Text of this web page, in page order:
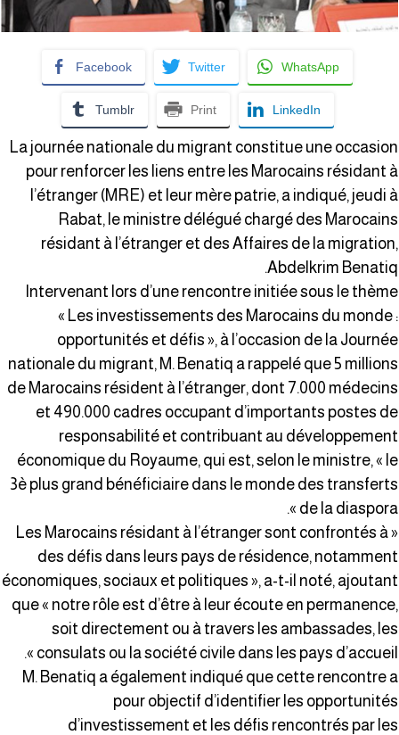
Facebook Twitter WhatsApp
Tumblr Print LinkedIn
La journée nationale du migrant constitue une
pour renforcer les liens entre les Marocains résidant
l’étranger (MRE) et leur mère patrie, a indiqué, jeudi
Rabat, le ministre délégué chargé des
résidant à l’étranger et des Affaires de la
Abdelkrim
Intervenant lors d’une rencontre initiée sous le
« Les investissements des Marocains du monde
opportunités et défis », à l’occasion de la
nationale du migrant, M. Benatiq a rappelé que 5
de Marocains résident à l’étranger, dont 7.000
et 490.000 cadres occupant d’importants postes
responsabilité et contribuant au
économique du Royaume, qui est, selon le ministre, «
3è plus grand bénéficiaire dans le monde des
de la diaspora
« Les Marocains résidant à l’étranger sont confrontés à
des défis dans leurs pays de résidence,
économiques, sociaux et politiques », a-t-il noté,
que « notre rôle est d’être à leur écoute en
soit directement ou à travers les ambassades,
consulats ou la société civile dans les pays d’accueil
M. Benatiq a également indiqué que cette rencontre
pour objectif d’identifier les
d’investissement et les défis rencontrés par